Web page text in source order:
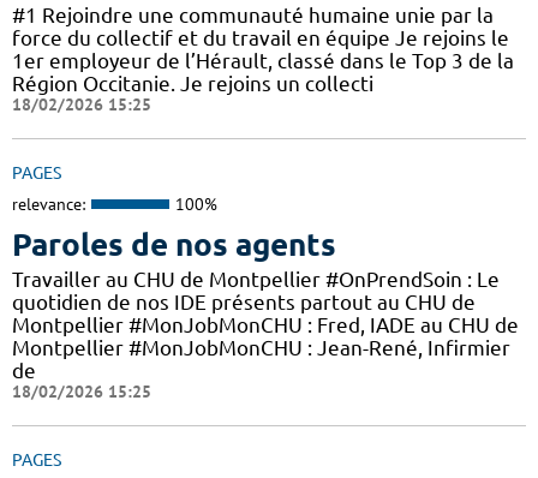
#1 Rejoindre une communauté humaine unie par la
force du collectif et du travail en équipe Je rejoins le
1er employeur de l’Hérault, classé dans le Top 3 de la
Région Occitanie. Je rejoins un collecti
18/02/2026 15:25
PAGES
relevance: 100%
Paroles de nos agents
Travailler au CHU de Montpellier #OnPrendSoin : Le
quotidien de nos IDE présents partout au CHU de
Montpellier #MonJobMonCHU : Fred, IADE au CHU de
Montpellier #MonJobMonCHU : Jean-René, Infirmier
de
18/02/2026 15:25
PAGES